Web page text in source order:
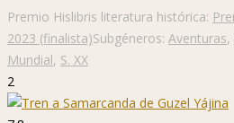
Premio Hislibris literatura histórica:
2023 (finalista)Subgéneros: Aventuras,
Mundial, S. XX
2